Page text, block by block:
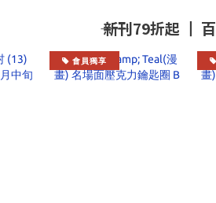
―― 新刊79折起 ┃ 百
會員獨享